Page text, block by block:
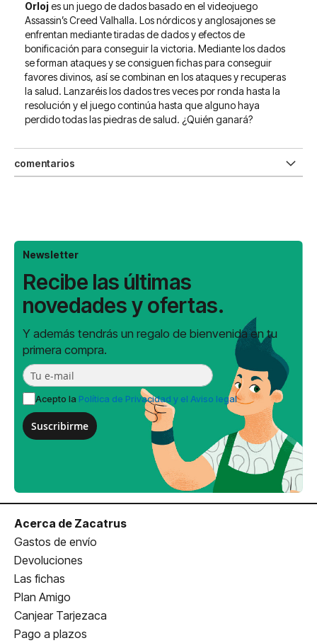
Orlojes un juego de dados basado en el videojuego
Assassin’s Creed Valhalla. Los nórdicos y anglosajones se
enfrentan mediante tiradas de dados y efectos de
bonificación para conseguir la victoria. Mediante los dados
se forman ataques y se consiguen fichas para conseguir
favores divinos, así se combinan en los ataques y recuperas
la salud. Lanzaréis los dados tres veces por ronda hasta la
resolución y el juego continúa hasta que alguno haya
perdido todas las piedras de salud. ¿Quién ganará?
comentarios
Newsletter
Recibe las últimas
novedades y ofertas.
Y además tendrás un regalo de bienvenida en tu
primera compra.
Acepto la Política de Privacidad y el Aviso legal
Suscribirme
Acerca de Zacatrus
Gastos de envío
Devoluciones
Las fichas
Plan Amigo
Canjear Tarjezaca
Pago a plazos